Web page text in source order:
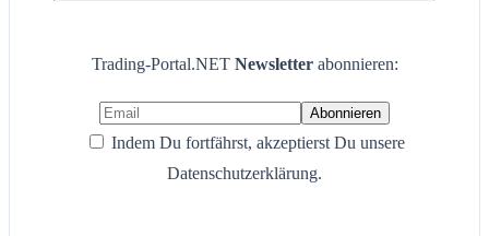
Trading-Portal.NET Newsletter abonnieren:
Indem Du fortfährst, akzeptierst Du unsere
Datenschutzerklärung.